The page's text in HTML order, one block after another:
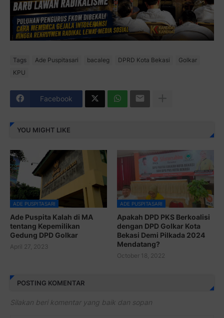
Tags Ade Puspitasari bacaleg DPRD Kota Bekasi
Golkar
KPU
Facebook
YOU MIGHT LIKE
ADE PUSPITASARI
Ade Puspita Kalah di MA
tentang Kepemilikan
Gedung DPD Golkar
April 27, 2023
ADE PUSPITASARI
Apakah DPD PKS Berkoalisi
dengan DPD Golkar Kota
Bekasi Demi Pilkada 2024
Mendatang?
October 18, 2022
POSTING KOMENTAR
Silakan beri komentar yang baik dan sopan